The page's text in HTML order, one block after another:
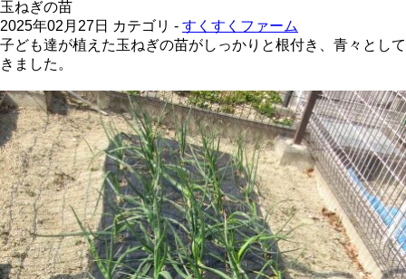
玉ねぎの苗
2025年02月27日 カテゴリ - すくすくファーム
子ども達が植えた玉ねぎの苗がしっかりと根付き、青々として
きました。